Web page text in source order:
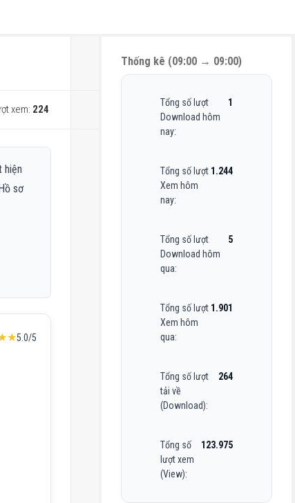
xem: 224
hiện
sơ
5.0/5
Thống kê (09:00 → 09:00)
Tổng số lượt
Download hôm
nay:
1
Tổng số lượt
Xem hôm
nay:
1.244
Tổng số lượt
Download hôm
qua:
5
Tổng số lượt
Xem hôm
qua:
1.901
Tổng số lượt
tải về
(Download):
264
Tổng số
lượt xem
(View):
123.975